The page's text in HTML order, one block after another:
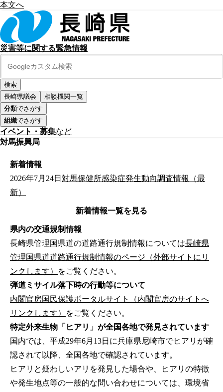
本文へ
災害等に関する緊急情報
長崎県議会
相談機関一覧
分類でさがす
組織でさがす
イベント・募集など
対馬振興局
新着情報
2026年7月24日 対馬保健所感染症発生動向調査情報（最
新）
新着情報一覧を見る
県内の交通規制情報
長崎県管理国県道の道路通行規制情報については長崎県
管理国県道道路通行規制情報のページ（外部サイトにリ
ンクします）
をご覧ください。
弾道ミサイル落下時の行動等について
内閣官房国民保護ポータルサイト（内閣官房のサイトへ
リンクします）
をご覧ください。
特定外来生物「ヒアリ」が全国各地で発見されています
国内では、平成29年6月13日に兵庫県尼崎市でヒアリが確
認されて以降、全国各地で確認されています。
ヒアリと疑わしいアリを発見した場合や、ヒアリの特徴
や発生地点等の一般的な問い合わせについては、環境省